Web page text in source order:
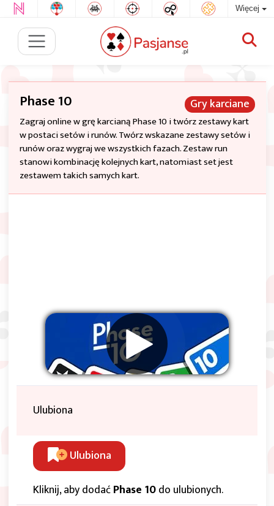
Więcej
Gry karciane
Phase 10
Zagraj online w grę karcianą Phase 10 i twórz zestawy kart
w postaci setów i runów. Twórz wskazane zestawy setów i
runów oraz wygraj we wszystkich fazach. Zestaw run
stanowi kombinację kolejnych kart, natomiast set jest
zestawem takich samych kart.
Ulubiona
Ulubiona
Kliknij, aby dodaćPhase 10do ulubionych.